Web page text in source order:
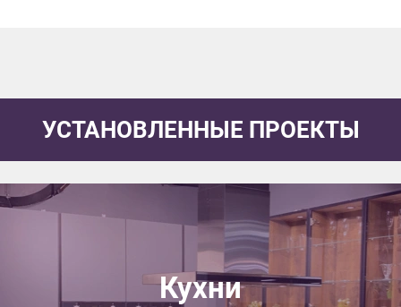
УСТАНОВЛЕННЫЕ ПРОЕКТЫ
Кухни